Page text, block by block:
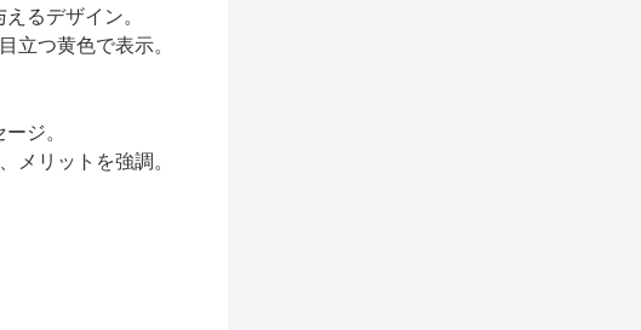
るデザイン。
つ黄色で表示。
ジ。
メリットを強調。